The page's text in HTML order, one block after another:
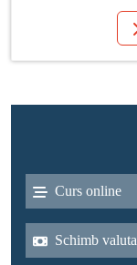
Curs online
Schimb